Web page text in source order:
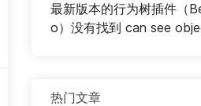
最新版本的行为树插件（
o）没有找到 can see
热门文章